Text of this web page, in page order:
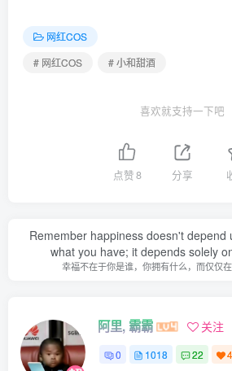
合集目录(持续更新…)
[3.26]
小和甜酒 – NO.024 绝区零-可琳[69P-
网红COS
# 网红COS
# 小和甜酒
喜欢就支持一下吧
点赞8 分享
Remember happiness doesn't depend
what you have; it depends solely
幸福不在于你是谁，你拥有什么，而仅仅
阿里, 霸霸 关注
0 1018 22